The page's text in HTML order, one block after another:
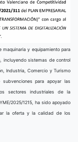
maquinaria y equipamiento para
incluyendo sistemas de control
Industria, Comercio y Turismo
para apoyar las
sectores industriales de la
2025/1215, ha sido apoyado
la oferta y la calidad de los